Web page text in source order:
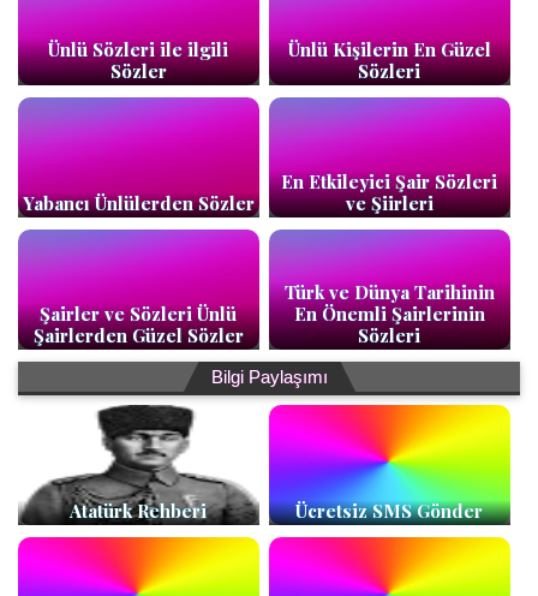
Ünlü Sözleri ile ilgili
Sözler
Ünlü Kişilerin En Güzel
Sözleri
Yabancı Ünlülerden Sözler
En Etkileyici Şair Sözleri
ve Şiirleri
Şairler ve Sözleri Ünlü
Şairlerden Güzel Sözler
Türk ve Dünya Tarihinin
En Önemli Şairlerinin
Sözleri
Bilgi Paylaşımı
Atatürk Rehberi Ücretsiz SMS Gönder